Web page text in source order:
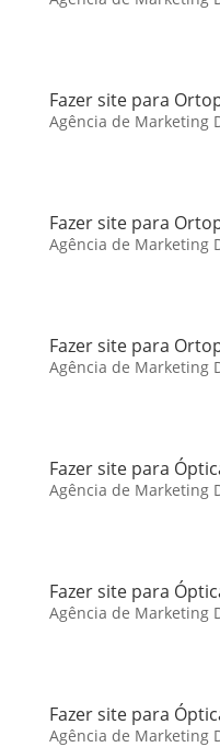
Fazer site para
Agência de Marketing
Fazer site para
Agência de Marketing
Fazer site para
Agência de Marketing
Fazer site para
Agência de Marketing
Fazer site para
Agência de Marketing
Fazer site para
Agência de Marketing